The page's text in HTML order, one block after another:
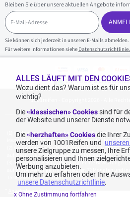
Bleiben Sie über unsere aktuellen Angebote
E
-
M
a
i
l
Sie können sich jederzeit in unseren E-Mails abmelden.
Für weitere Informationen siehe Datenschutzrichtlinie.
100 % sicherer Einkauf und
1001reifen - Copyright 2026 - Alle
Kostenlose Lieferung: für jeden Einkauf mit einem
MwSt.) (unter 70€ betragen die Versandkosten 7,90€
Katalogpreise des Herstellers sind nicht
auf dieser Webseite angegebenen Preise wider.
Aggregierte Bewertungen von Echte Bewertungen,
auf 939 Bewertungen in den letzten 12 Monaten und
15.06.2022 für Deutschland.
Angebotskonditionen
ALLES LÄUFT MIT DEN
Wozu dient das? Warum ist es für
wichtig?
Die«klassischen» Cookiessind für
der Website und unserer Dienste
Die«herzhaften» Cookies die Ihrer
werden von 1001Reifen und
unsere Zielgruppe zu messen, Ihre
personalisieren und Ihnen
Werbung anzubieten.
Um mehr zu erfahren oder Ihre
unsere Datenschutzrichtlinie.
x Ohne Zustimmung fortfahren